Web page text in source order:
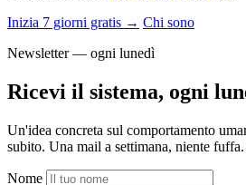
Inizia 7 giorni gratis → Chi sono
Newsletter — ogni lunedì
Ricevi il sistema, ogni
Un'idea concreta sul comportamento
subito. Una mail a settimana, niente fuffa.
Nome